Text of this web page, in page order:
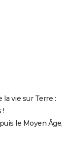
vie sur Terre :
!
le Moyen Âge,